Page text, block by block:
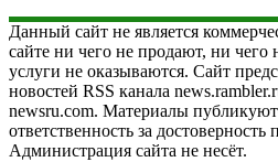
Данный сайт не является
сайте ни чего не продают, ни
услуги не оказываются. Сайт
новостей RSS канала
newsru.com. Материалы
ответственность за
Администрация сайта не несёт.